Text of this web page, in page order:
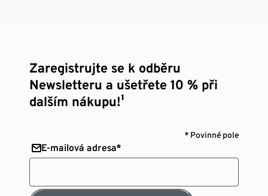
Zaregistrujte se k odběru
Newsletteru a ušetřete 10 % při
dalším nákupu!¹
* Povinné pole
E-mailová adresa*